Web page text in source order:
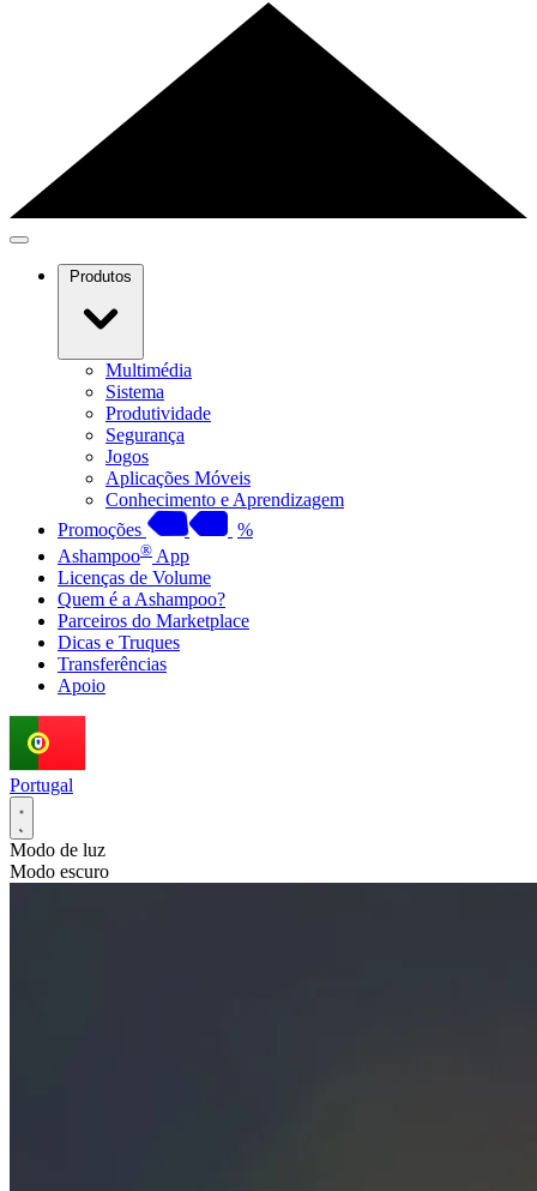
Produtos
Multimédia
Sistema
Produtividade
Segurança
Jogos
Aplicações Móveis
Conhecimento e Aprendizagem
Promoções
%
Ashampoo® App
Licenças de Volume
Quem é a Ashampoo?
Parceiros do Marketplace
Dicas e Truques
Transferências
Apoio
Portugal
Modo de luz
Modo escuro